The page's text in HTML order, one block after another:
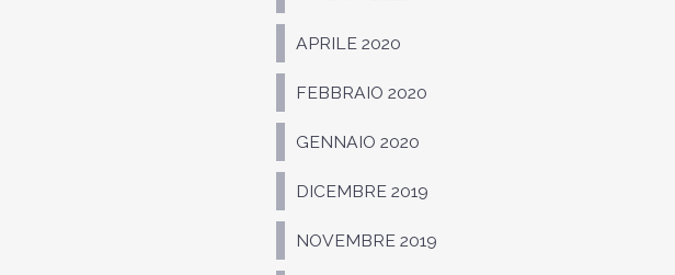
APRILE 2020
FEBBRAIO 2020
GENNAIO 2020
DICEMBRE 2019
NOVEMBRE 2019